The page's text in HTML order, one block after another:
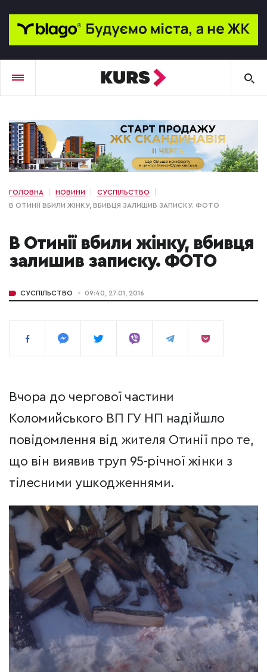
ГОЛОВНА НОВИНИ
СУСПІЛЬСТВО
В ОТИНІЇ ВБИЛИ ЖІНКУ, ВБИВЦЯ ЗАЛИШИВ ЗАПИСКУ. ФОТО
В Отинії вбили жінку, вбивця
залишив записку. ФОТО
СУСПІЛЬСТВО 09:40, 27.01, 2016
Вчора до чергової частини
Коломийського ВП ГУ НП надійшло
повідомлення від жителя Отинії про те,
що він виявив труп 95-річної жінки з
тілесними ушкодженнями.